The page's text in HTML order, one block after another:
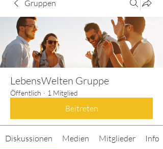
Gruppen
LebensWelten Gruppe
Öffentlich · 1 Mitglied
Beitreten
Diskussionen Medien Mitglieder Info